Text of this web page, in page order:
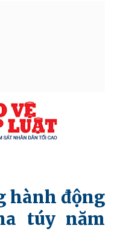
hành động
túy năm